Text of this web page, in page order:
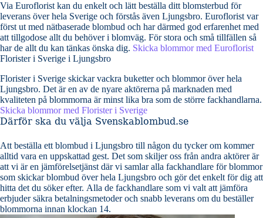
Via Euroflorist kan du enkelt och lätt beställa ditt blomsterbud för
leverans över hela Sverige och förstås även Ljungsbro. Euroflorist var
först ut med nätbaserade blombud och har därmed god erfarenhet med
att tillgodose allt du behöver i blomväg. För stora och små tillfällen så
har de allt du kan tänkas önska dig. Skicka blommor med Euroflorist
Florister i Sverige i Ljungsbro
Florister i Sverige skickar vackra buketter och blommor över hela
Ljungsbro. Det är en av de nyare aktörerna på marknaden med
kvaliteten på blommorna är minst lika bra som de större fackhandlarna.
Skicka blommor med Florister i Sverige
Därför ska du välja Svenskablombud.se
Att beställa ett blombud i Ljungsbro till någon du tycker om kommer
alltid vara en uppskattad gest. Det som skiljer oss från andra aktörer är
att vi är en jämförelsetjänst där vi samlar alla fackhandlare för blommor
som skickar blombud över hela Ljungsbro och gör det enkelt för dig att
hitta det du söker efter. Alla de fackhandlare som vi valt att jämföra
erbjuder säkra betalningsmetoder och snabb leverans om du beställer
blommorna innan klockan 14.